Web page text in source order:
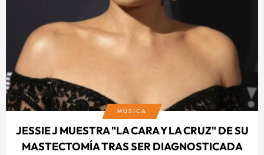
MÚSICA
JESSIE J MUESTRA "LA CARA Y LA CRUZ" DE SU
MASTECTOMÍA TRAS SER DIAGNOSTICADA